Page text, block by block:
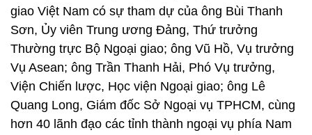
giao Việt Nam có sự tham dự của ông Bùi Thanh
Sơn, Ủy viên Trung ương Đảng, Thứ trưởng
Thường trực Bộ Ngoại giao; ông Vũ Hồ, Vụ trưởng
Vụ Asean; ông Trần Thanh Hải, Phó Vụ trưởng,
Viện Chiến lược, Học viện Ngoại giao; ông Lê
Quang Long, Giám đốc Sở Ngoại vụ TPHCM, cùng
hơn 40 lãnh đạo các tỉnh thành ngoại vụ phía Nam